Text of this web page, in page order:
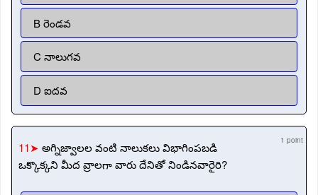
B రెండవ
C నాలుగవ
D ఐదవ
11➤ అగ్నిజ్వాలల వంటి నాలుకలు విభాగింపబడి
ఒక్కొక్కని మీద వ్రాలగా వారు దేనితో నిండినవారైరి?
1 point